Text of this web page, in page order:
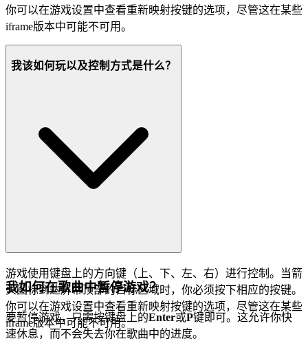
你可以在游戏设置中查看重新映射按键的选项，尽管这在某些
iframe版本中可能不可用。
我该如何玩以及控制方式是什么？
游戏使用键盘上的方向键（上、下、左、右）进行控制。当箭
头图标到达屏幕顶部的目标区域时，你必须按下相应的按键。
你可以在游戏设置中查看重新映射按键的选项，尽管这在某些
iframe版本中可能不可用。
我如何在歌曲中暂停游戏？
要暂停游戏，只需按键盘上的Enter或P键即可。这允许你快
速休息，而不会失去你在歌曲中的进度。